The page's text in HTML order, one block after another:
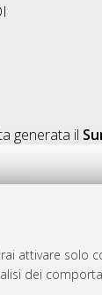
attivare solo
dei
generata il